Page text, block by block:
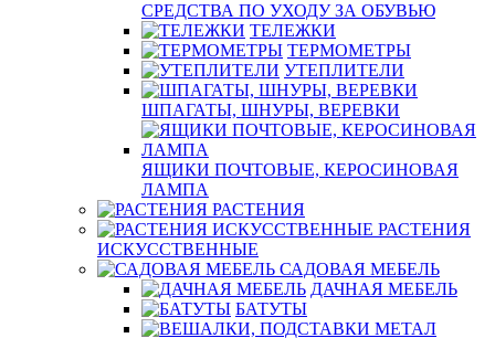
СРЕДСТВА ПО УХОДУ ЗА ОБУВЬЮ
ТЕЛЕЖКИ
ТЕРМОМЕТРЫ
УТЕПЛИТЕЛИ
ШПАГАТЫ, ШНУРЫ, ВЕРЕВКИ
ЯЩИКИ ПОЧТОВЫЕ, КЕРОСИНОВАЯ
ЛАМПА
РАСТЕНИЯ
РАСТЕНИЯ
ИСКУССТВЕННЫЕ
САДОВАЯ МЕБЕЛЬ
ДАЧНАЯ МЕБЕЛЬ
БАТУТЫ